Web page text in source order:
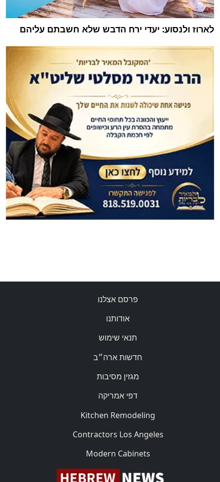
לארוז ולנסוע: יעדי ירח הדבש שלא חשבתם עליהם
פרסם אצלנו
אודותנו
תנאי שימוש
חדשות ארה״ב
מגזין מסיבות
דפי אמריקה
Kitchen Remodeling
Contractors Los Angeles
Modern Cabinets